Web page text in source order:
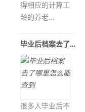
得相应的计算工
龄的养老...
毕业后档案去了哪里怎么能查到
很多人毕业后不